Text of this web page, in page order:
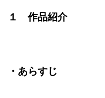
１ 作品紹介
・あらすじ